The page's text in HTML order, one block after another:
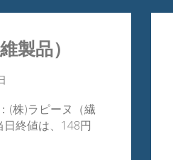
製品）
(株)ラピーヌ（繊
終値は、148円